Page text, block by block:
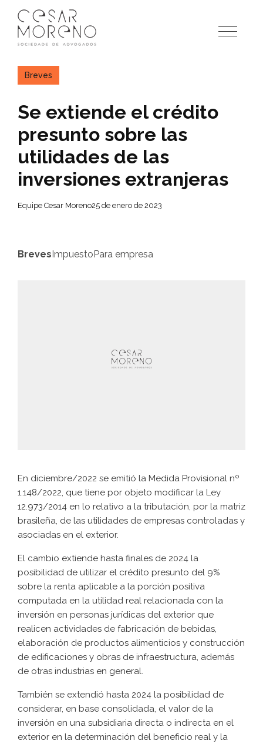
para
conteúdo
Breves
Se extiende el crédito
presunto sobre las
utilidades de las
inversiones extranjeras
Equipe Cesar Moreno25 de enero de 2023
BrevesImpuestoPara empresa
En diciembre/2022 se emitió la Medida Provisional nº
1.148/2022, que tiene por objeto modificar la Ley
12.973/2014 en lo relativo a la tributación, por la matriz
brasileña, de las utilidades de empresas controladas y
asociadas en el exterior.
El cambio extiende hasta finales de 2024 la
posibilidad de utilizar el crédito presunto del 9%
sobre la renta aplicable a la porción positiva
computada en la utilidad real relacionada con la
inversión en personas jurídicas del exterior que
realicen actividades de fabricación de bebidas,
elaboración de productos alimenticios y construcción
de edificaciones y obras de infraestructura, además
de otras industrias en general.
También se extendió hasta 2024 la posibilidad de
considerar, en base consolidada, el valor de la
inversión en una subsidiaria directa o indirecta en el
exterior en la determinación del beneficio real y la